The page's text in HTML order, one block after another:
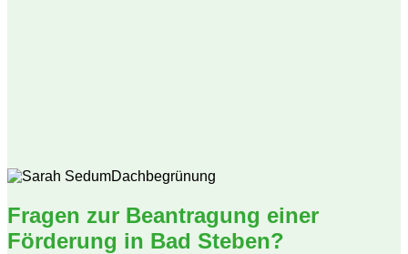
Fragen zur Beantragung einer
Förderung in Bad Steben?